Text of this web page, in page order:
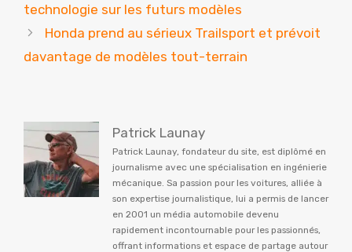
technologie sur les futurs modèles
Honda prend au sérieux Trailsport et prévoit
davantage de modèles tout-terrain
Patrick Launay
Patrick Launay, fondateur du site, est diplômé en
journalisme avec une spécialisation en ingénierie
mécanique. Sa passion pour les voitures, alliée à
son expertise journalistique, lui a permis de lancer
en 2001 un média automobile devenu
rapidement incontournable pour les passionnés,
offrant informations et espace de partage autour